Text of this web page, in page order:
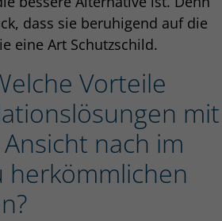
dass sie beruhigend auf die
eine Art Schutzschild.
Vorteile
mit
nach im
herkömmlichen